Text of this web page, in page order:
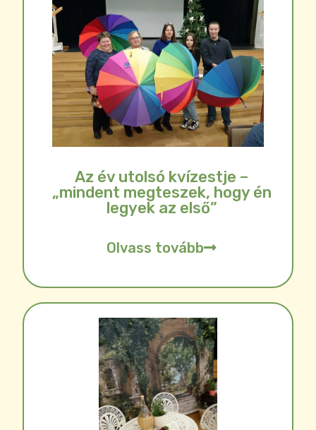
Az év utolsó kvízestje –
„mindent megteszek, hogy én
legyek az első”
Olvass tovább